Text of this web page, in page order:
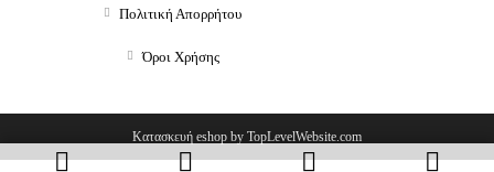
Πολιτική Απορρήτου
Όροι Χρήσης
Κατασκευή eshop by TopLevelWebsite.com